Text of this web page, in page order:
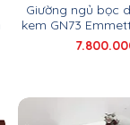
Giường ngủ bọc
kem GN73
Giá